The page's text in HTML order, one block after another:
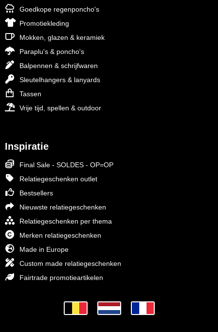
Goedkope regenponcho's
Promotiekleding
Mokken, glazen & keramiek
Paraplu's & poncho's
Balpennen & schrijfwaren
Sleutelhangers & lanyards
Tassen
Vrije tijd, spellen & outdoor
Inspiratie
Final Sale - SOLDES - OP=OP
Relatiegeschenken outlet
Bestsellers
Nieuwste relatiegeschenken
Relatiegeschenken per thema
Merken relatiegeschenken
Made in Europe
Custom made relatiegeschenken
Fairtrade promotieartikelen